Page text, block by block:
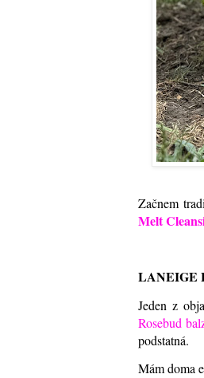
Začnem
Melt
LANEIGE
Jeden z
Rosebud
podstatná.
Mám doma